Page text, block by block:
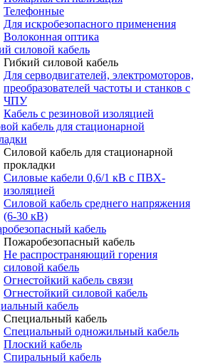
Телефонные
Для искробезопасного применения
Волоконная оптика
силовой кабель
Гибкий силовой кабель
Для серводвигателей, электромоторов,
преобразователей частоты и станков с
ЧПУ
Кабель с резиновой изоляцией
кабель для стационарной
Силовой кабель для стационарной
прокладки
Силовые кабели 0,6/1 кВ с ПВХ-
изоляцией
Силовой кабель среднего напряжения
(6-30 кВ)
кабель
Пожаробезопасный кабель
Не распространяющий горения
силовой кабель
Огнестойкий кабель связи
Огнестойкий силовой кабель
кабель
Специальный кабель
Специальный одножильный кабель
Плоский кабель
Спиральный кабель